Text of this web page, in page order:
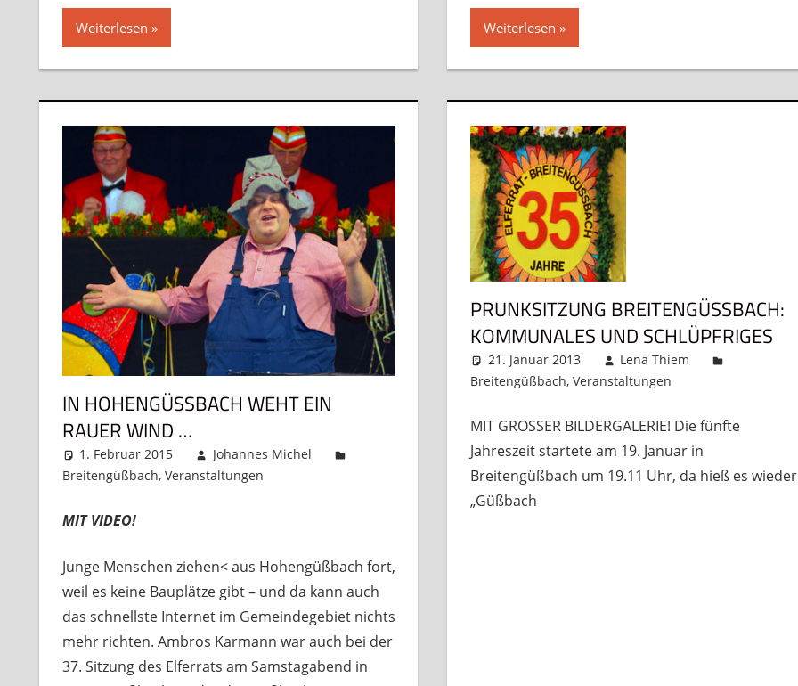
Weiterlesen Weiterlesen
IN HOHENGÜSSBACH WEHT EIN R
AUER WIND …
1. Februar 2015
Johannes Michel
Breitengüßbach, Veranstaltungen
MIT VIDEO!
Junge Menschen ziehen< aus Hohengüßbach fort,
weil es keine Bauplätze gibt – und da kann auch
das schnellste Internet im Gemeindegebiet nichts
mehr richten. Ambros Karmann war auch bei der
37. Sitzung des Elferrats am Samstagabend in
PRUNKSITZUNG BREITENGÜSSBACH: K
OMMUNALES UND SCHLÜPFRIGES
21. Januar 2013
Lena Thiem
Breitengüßbach, Veranstaltungen
MIT GROSSER BILDERGALERIE! Die fünfte
Jahreszeit startete am 19. Januar in
Breitengüßbach um 19.11 Uhr, da hieß es
„Güßbach